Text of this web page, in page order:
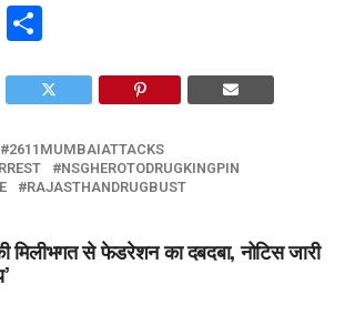
Share
2611MUMBAIATTACKS
NSGHEROTODRUGKINGPIN
RAJASTHANDRUGBUST
मिलीभगत से फेडरेशन का दबदबा, नोटिस जारी